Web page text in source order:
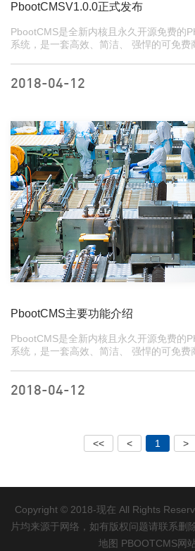
PbootCMSV1.0.0正式发布
PbootCMS是全新内核且永久开源免费的
系统，是一套高效、简洁、 强悍的可免费
板免费下载和使用，将致力于为广大开发
2018-04-12
PbootCMS主要功能介绍
PbootCMS是全新内核且永久开源免费的
系统，是一套高效、简洁、 强悍的可免费
板免费下载和使用，将致力于为广大开发
2018-04-12
<< < 1 >
Copyright © 2018-现在 All Rights
片均来源于网络，如有版权问题请联系删
地图 PBOOTCMS网